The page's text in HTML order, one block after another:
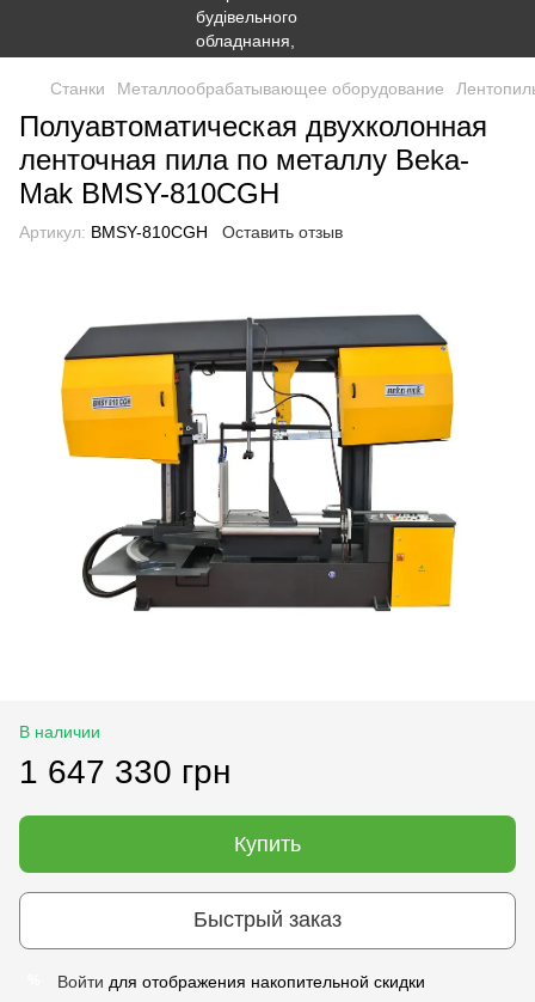
Станки Металлообрабатывающее оборудование
Полуавтоматическая двухколонная
ленточная пила по металлу Beka-
Mak BMSY-810CGH
Артикул: BMSY-810CGH Оставить отзыв
В наличии
1 647 330 грн
Купить
Быстрый заказ
Войти для отображения накопительной скидки